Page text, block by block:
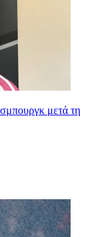
μετά τη